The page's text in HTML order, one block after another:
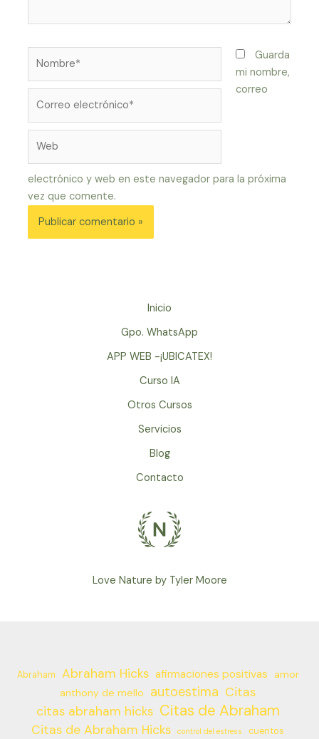
electrónico*
Guarda
mi nombre,
correo
electrónico y web en este navegador para la próxima
vez que comente.
Inicio
Gpo. WhatsApp
APP WEB -¡UBICATEX!
Curso IA
Otros Cursos
Servicios
Blog
Contacto
Love Nature by Tyler Moore
Abraham Abraham Hicks afirmaciones positivas
amor
anthony de mello
autoestima Citas
citas abraham hicks Citas de Abraham
Citas de Abraham Hicks control del estress cuentos